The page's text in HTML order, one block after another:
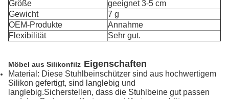
Größe
geeignet 3-5 cm
Gewicht
7 g
OEM-Produkte
Annahme
Flexibilität
Sehr gut.
Möbel aus Silikonfilz Eigenschaften
Material: Diese Stuhlbeinschützer sind aus hochwertigem
Silikon gefertigt, sind langlebig und
langlebig.Sicherstellen, dass die Stuhlbeine gut passen